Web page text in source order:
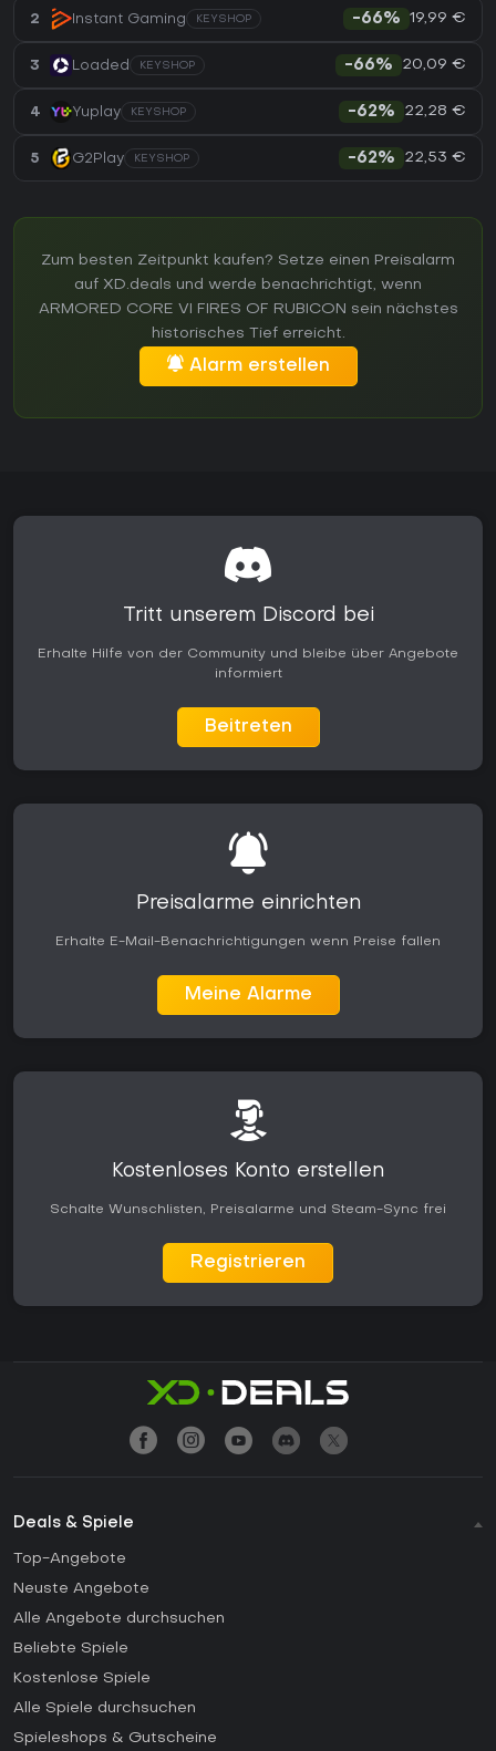
2 Instant Gaming KEYSHOP -66% 19,99 €
3 Loaded KEYSHOP -66% 20,09 €
4 Yuplay KEYSHOP -62% 22,28 €
5 G2Play KEYSHOP -62% 22,53 €
Zum besten Zeitpunkt kaufen? Setze einen Preisalarm
auf XD.deals und werde benachrichtigt, wenn
ARMORED CORE VI FIRES OF RUBICON sein nächstes
historisches Tief erreicht.
Alarm erstellen
Tritt unserem Discord bei
Erhalte Hilfe von der Community und bleibe über Angebote
informiert
Beitreten
Preisalarme einrichten
Erhalte E-Mail-Benachrichtigungen wenn Preise fallen
Meine Alarme
Kostenloses Konto erstellen
Schalte Wunschlisten, Preisalarme und Steam-Sync frei
Registrieren
Deals & Spiele
Top-Angebote
Neuste Angebote
Alle Angebote durchsuchen
Beliebte Spiele
Kostenlose Spiele
Alle Spiele durchsuchen
Spieleshops & Gutscheine